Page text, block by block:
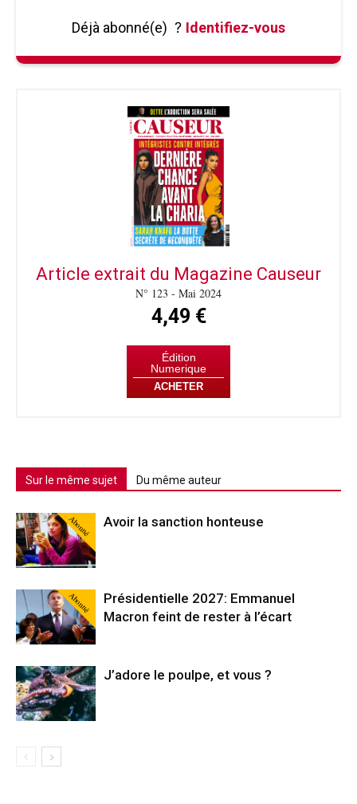
Déjà abonné(e) ? Identifiez-vous
Article extrait du Magazine Causeur
N° 123 - Mai 2024
4,49 €
Édition
Numerique
ACHETER
Sur le même sujet Du même auteur
Abonné Avoir la sanction honteuse
Abonné
Présidentielle 2027: Emmanuel
Macron feint de rester à l’écart
J’adore le poulpe, et vous ?